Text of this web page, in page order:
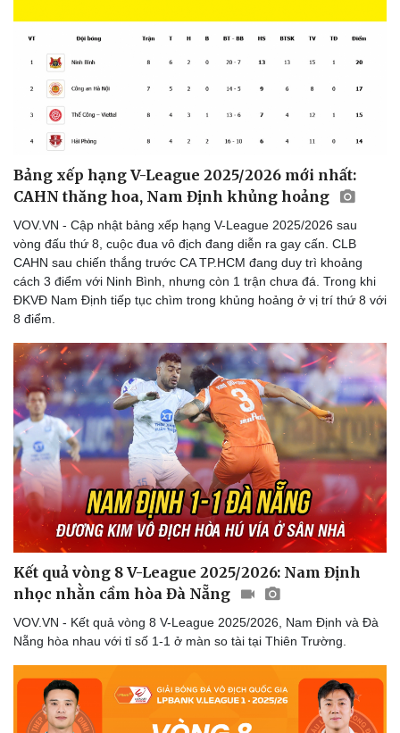
Thể thao
Bóng đá
Lịch thi đấu bóng đá
eSports
Hậu trường
Ô tô - Xe máy
Ô tô
Xe máy
Bảng xếp hạng V-League 2025/2026 mới nhất:
CAHN thăng hoa, Nam Định khủng hoảng
VOV.VN - Cập nhật bảng xếp hạng V-League 2025/2026 sau
vòng đấu thứ 8, cuộc đua vô địch đang diễn ra gay cấn. CLB
CAHN sau chiến thắng trước CA TP.HCM đang duy trì khoảng
cách 3 điểm với Ninh Bình, nhưng còn 1 trận chưa đá. Trong khi
ĐKVĐ Nam Định tiếp tục chìm trong khủng hoảng ở vị trí thứ 8 với
8 điểm.
Kết quả vòng 8 V-League 2025/2026: Nam Định
nhọc nhằn cầm hòa Đà Nẵng
VOV.VN - Kết quả vòng 8 V-League 2025/2026, Nam Định và Đà
Nẵng hòa nhau với tỉ số 1-1 ở màn so tài tại Thiên Trường.